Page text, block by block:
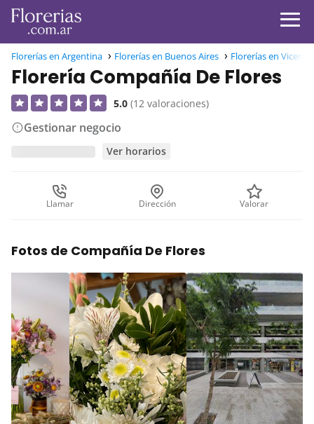
Florerías en Argentina Florerías en Buenos Aires Florerías en
Florería Compañía De Flores
5.0 (12 valoraciones)
Gestionar negocio
Ver horarios
Llamar Dirección Valorar
Fotos de Compañía De Flores